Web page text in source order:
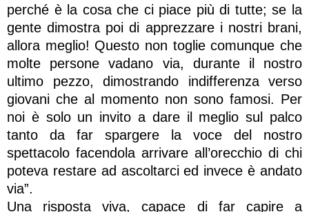
perché è la cosa che ci piace più di tutte; se la
gente dimostra poi di apprezzare i nostri brani,
allora meglio! Questo non toglie comunque che
molte persone vadano via, durante il nostro
ultimo pezzo, dimostrando indifferenza verso
giovani che al momento non sono famosi. Per
noi è solo un invito a dare il meglio sul palco
tanto da far spargere la voce del nostro
spettacolo facendola arrivare all’orecchio di chi
poteva restare ad ascoltarci ed invece è andato
via”.
Una risposta viva, capace di far capire a